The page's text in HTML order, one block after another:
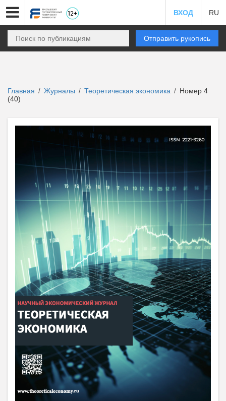
ВХОД RU
Отправить рукопись
Главная / Журналы / Теоретическая экономика / Номер 4
(40)